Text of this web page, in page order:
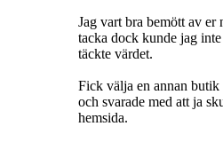
Jag vart bra bemött av er
tacka dock kunde jag
täckte värdet.
Fick välja en annan
och svarade med att ja
hemsida.